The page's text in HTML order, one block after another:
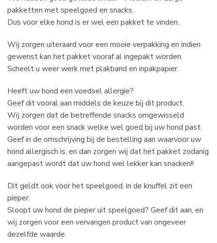
pakketten met speelgoed en snacks.
Dus voor elke hond is er wel een pakket te vinden.
Wij zorgen uiteraard voor een mooie verpakking en indien
gewenst kan het pakket vooraf al ingepakt worden.
Scheelt u weer werk met plakband en inpakpapier.
Heeft uw hond een voedsel allergie?
Geef dit vooral aan middels de keuze bij dit product.
Wij zorgen dat de betreffende snacks omgewisseld
worden voor een snack welke wel goed bij uw hond past.
Geef in de omschrijving bij de bestelling aan waarvoor uw
hond allergisch is, en dan zorgen wij dat het pakket zodanig
aangepast wordt dat uw hond wel lekker kan snacken!!
Dit geldt ook voor het speelgoed, in de knuffel zit een
pieper.
Sloopt uw hond de pieper uit speelgoed? Geef dit aan, en
wij zorgen voor een vervangen product van ongeveer
dezelfde waarde.